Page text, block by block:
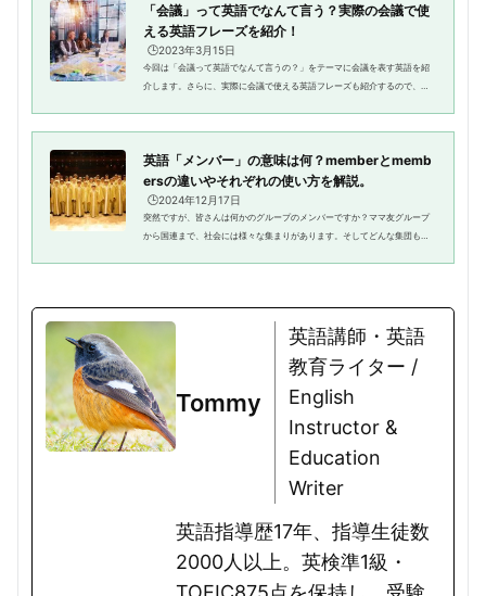
「会議」って英語でなんて言う？実際の会議で使
える英語フレーズを紹介！
🕒️2023年3月15日
今回は「会議って英語でなんて言うの？」をテーマに会議を表す英語を紹
介します。さらに、実際に会議で使える英語フレーズも紹介するので、ぜ
英語「メンバー」の意味は何？memberとmemb
ersの違いやそれぞれの使い方を解説。
🕒️2024年12月17日
突然ですが、皆さんは何かのグループのメンバーですか？ママ友グループ
から国連まで、社会には様々な集まりがあります。そしてどんな集団もメ
Tommy
英語講師・英語
教育ライター /
English
Instructor &
Education
Writer
英語指導歴17年、指導生徒数
2000人以上。英検準1級・